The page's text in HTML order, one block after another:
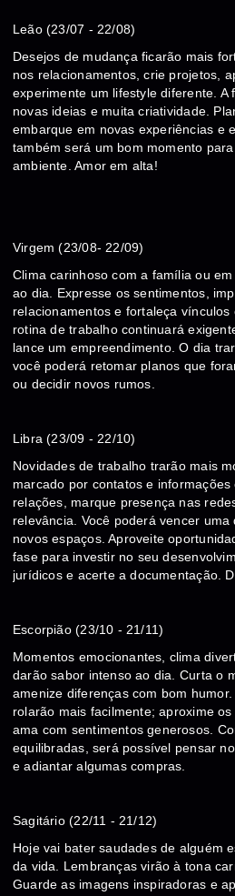
Leão (23/07 - 22/08)
Desejos de mudança ficarão mais
nos relacionamentos, crie projetos,
experimente um lifestyle diferente. A
novas ideias e muita criatividade.
embarque em novas experiências e
também será um bom momento
ambiente. Amor em alta!
Virgem (23/08- 22/09)
Clima carinhoso com a família ou
ao dia. Expresse os sentimentos,
relacionamentos e fortaleça vínculos
rotina de trabalho continuará
lance um empreendimento. O dia
você poderá retomar planos que
ou decidir novos rumos.
Libra (23/09 - 22/10)
Novidades de trabalho trarão mais
marcado por contatos e informações
relações, marque presença nas
relevância. Você poderá vencer
novos espaços. Aproveite
fase para investir no seu
jurídicos e acerte a documentação.
Escorpião (23/10 - 21/11)
Momentos emocionantes, clima
darão sabor intenso ao dia. Curta o
amenize diferenças com bom
rolarão mais facilmente; aproxime
ama com sentimentos generosos.
equilibradas, será possível pensar
e adiantar algumas compras.
Sagitário (22/11 - 21/12)
Hoje vai bater saudades de alguém
da vida. Lembranças virão à tona
Guarde as imagens inspiradoras e